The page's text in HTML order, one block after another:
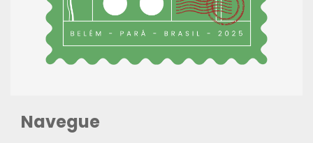
Navegue